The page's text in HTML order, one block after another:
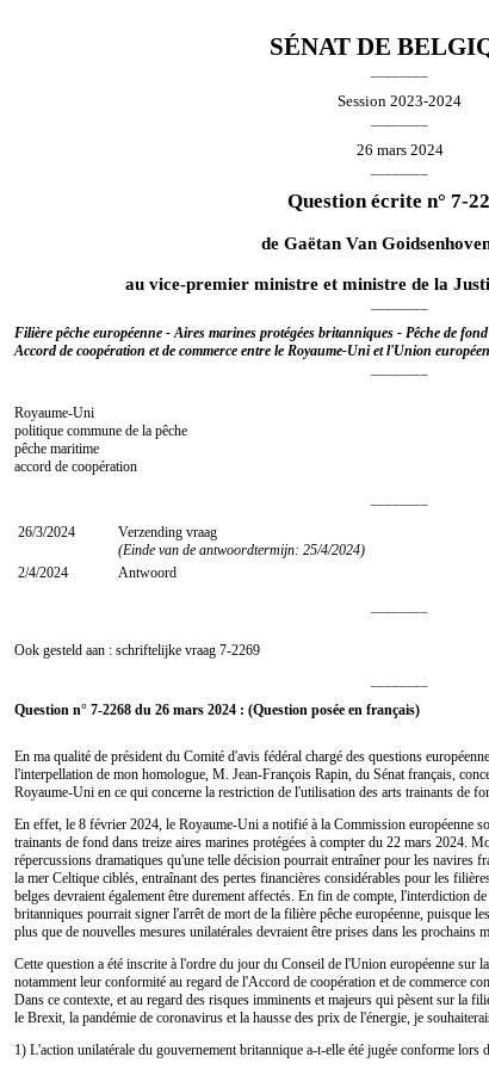
SÉNAT DE
Session 2023-2024
26 mars 2024
Question écrite n° 7-
deGaëtan Van
au vice-premier ministre et ministre de la
Filière pêche européenne - Aires marines protégées britanniques - Pêche de
Accord de coopération et de commerce entre le Royaume-Uni et l'Union
Royaume-Uni
politique commune de la pêche
pêche maritime
accord de coopération
26/3/2024
Verzending vraag
(Einde van de antwoordtermijn: 25/4/2024)
2/4/2024
Antwoord
Ook gesteld aan : schriftelijke vraag 7-2269
Question n° 7-2268 du 26 mars 2024 : (Question posée en français)
En ma qualité de président du Comité d'avis fédéral chargé des questions
l'interpellation de mon homologue, M. Jean-François Rapin, du Sénat français,
Royaume-Uni en ce qui concerne la restriction de l'utilisation des arts trainants de
En effet, le 8 février 2024, le Royaume-Uni a notifié à la Commission européenne
trainants de fond dans treize aires marines protégées à compter du 22 mars 2024.
répercussions dramatiques qu'une telle décision pourrait entraîner pour les navires
la mer Celtique ciblés, entraînant des pertes financières considérables pour les
belges devraient également être durement affectés. En fin de compte, l'interdiction
britanniques pourrait signer l'arrêt de mort de la filière pêche européenne, puisque
plus que de nouvelles mesures unilatérales devraient être prises dans les prochains
Cette question a été inscrite à l'ordre du jour du Conseil de l'Union européenne sur
notamment leur conformité au regard de l'Accord de coopération et de commerce
Dans ce contexte, et au regard des risques imminents et majeurs qui pèsent sur la
le Brexit, la pandémie de coronavirus et la hausse des prix de l'énergie, je
1) L'action unilatérale du gouvernement britannique a-t-elle été jugée conforme